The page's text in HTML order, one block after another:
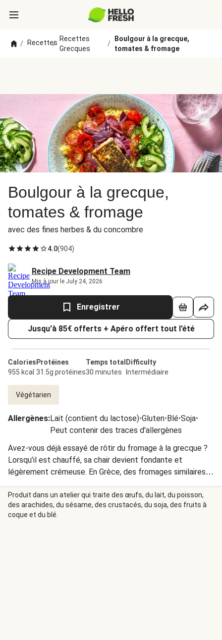
/ Recettes
/
Recettes
Grecques
/
Boulgour à la grecque,
tomates & fromage
Boulgour à la grecque,
tomates & fromage
avec des fines herbes & du concombre
4.0(904)
Recipe Development Team
Mis à jour le July 24, 2026
Enregistrer
Jusqu'à 85€ offerts + Apéro offert tout l’été
Calories
955 kcal
Protéines
31.5g protéines
Temps total
30 minutes
Difficulty
Intermédiaire
Végétarien
Allergènes:Lait (contient du lactose)•Gluten•Blé•Soja•
Peut contenir des traces d'allergènes
Avez-vous déjà essayé de rôtir du fromage à la grecque ?
Lorsqu’il est chauffé, sa chair devient fondante et
légèrement crémeuse. En Grèce, des fromages similaires
se dégustent souvent à l’heure de l’apéritif tout
simplement rôtis au four sur un lit de tomates et
saupoudrés d’origan et d’huile d’olive, avec du pain pita pour
tremper. Ce classique est ici revisité en salade avec du
Produit dans un atelier qui traite des œufs, du lait, du poisson,
des arachides, du sésame, des crustacés, du soja, des fruits à
coque et du blé.